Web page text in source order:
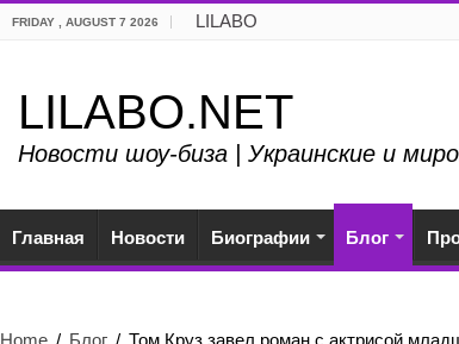
FRIDAY , AUGUST 7 2026 LILABO
LILABO.NET
Новости шоу-биза | Украинские и
Главная Новости Биографии Блог
Home / Блог / Том Круз завел роман с актрисой